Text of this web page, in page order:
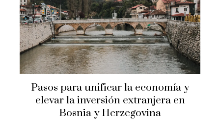
Pasos para unificar la economía y
elevar la inversión extranjera en
Bosnia y Herzegovina